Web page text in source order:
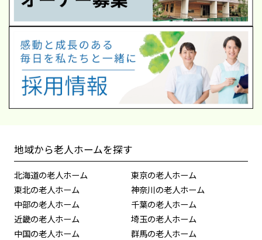
地域から老人ホームを探す
北海道の老人ホーム
東北の老人ホーム
中部の老人ホーム
近畿の老人ホーム
中国の老人ホーム
東京の老人ホーム
神奈川の老人ホーム
千葉の老人ホーム
埼玉の老人ホーム
群馬の老人ホーム